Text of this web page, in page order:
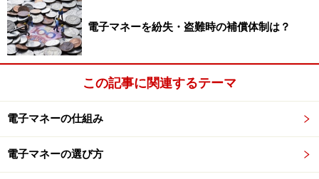
三井住友カードがスマホ対応のVisa
payWaveを発行
また、三井住友カードでもNTTドコモ、KDDI、ソフトバ
ンクモバイルの協力を得て、NFC搭載のスマートフォン
に対応したVisa payWaveの発行を行うと発表していま
す。利用者は、NFC搭載スマートフォンに、無料の専用
電子マネーを紛失・盗難時の補償体制は？
この記事に関連するテーマ
電子マネーの仕組み
電子マネーの選び方